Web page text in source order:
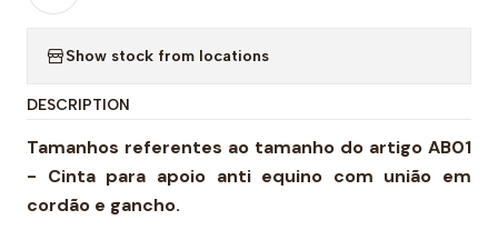
Show stock from locations
DESCRIPTION
Tamanhos referentes ao tamanho do artigo AB01
- Cinta para apoio anti equino com união em
cordão e gancho.